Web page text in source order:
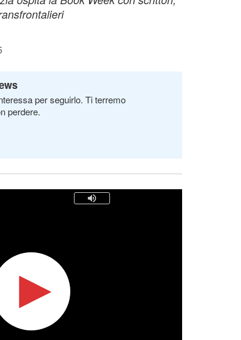
per seguirlo. Ti terremo
perdere.